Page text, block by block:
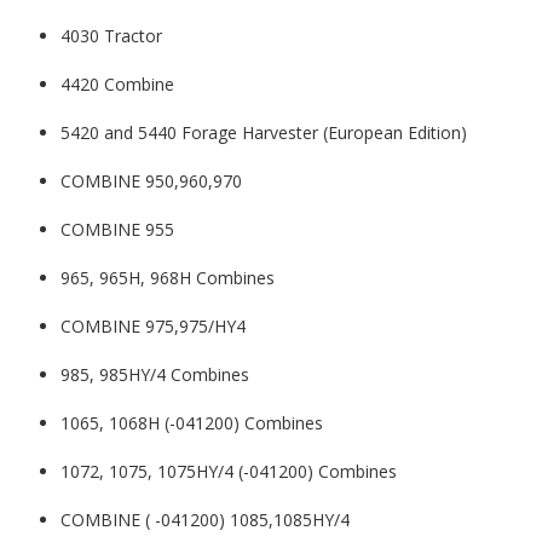
4030 Tractor
4420 Combine
5420 and 5440 Forage Harvester (European Edition)
COMBINE 950,960,970
COMBINE 955
965, 965H, 968H Combines
COMBINE 975,975/HY4
985, 985HY/4 Combines
1065, 1068H (-041200) Combines
1072, 1075, 1075HY/4 (-041200) Combines
COMBINE ( -041200) 1085,1085HY/4